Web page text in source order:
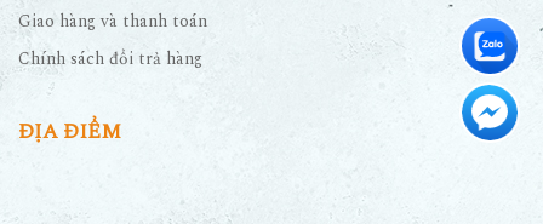
Giao hàng và thanh toán
Chính sách đổi trả hàng
ĐỊA ĐIỂM